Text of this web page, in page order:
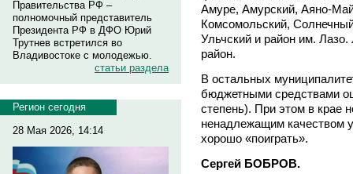
Правительства РФ –
полномочный представитель
Президента РФ в ДФО Юрий
Трутнев встретился во
Владивостоке с молодежью.
статьи раздела
Регион сегодня
28 Мая 2026, 14:14
Амуре, Амурский, Аяно-
Комсомольский,
Ульчский и район им.
район.
В остальных
бюджетными средствами
степень). При этом в крае
ненадлежащим качеством
хорошо «поиграть».
Сергей БОБРОВ.